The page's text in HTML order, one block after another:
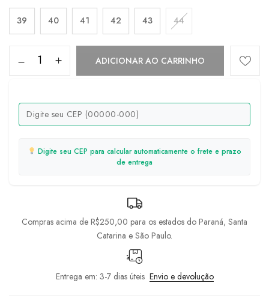
39 40 41 42 43 44
ADICIONAR AO CARRINHO
Digite seu CEP para calcular automaticamente o frete e prazo
de entrega
Compras acima de R$250,00 para os estados do Paraná, Santa
Catarina e São Paulo.
Entrega em: 3-7 dias úteis Envio e devolução